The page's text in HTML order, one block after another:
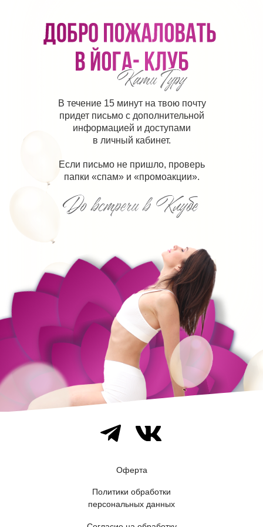
В течение 15 минут на твою почту
придет письмо с дополнительной
информацией и доступами
в личный кабинет.
Если письмо не пришло, проверь
папки «спам» и «промоакции».
Политики обработки
персональных данных
Оферта